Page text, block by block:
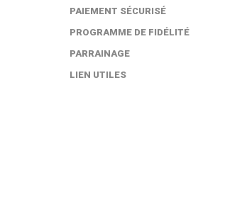
PAIEMENT SÉCURISÉ
PROGRAMME DE FIDÉLITÉ
PARRAINAGE
LIEN UTILES